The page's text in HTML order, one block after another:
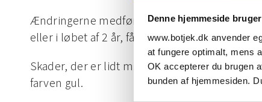
Denne hjemmeside
www.botjek.dk anvender
at fungere optimalt, mens
OK accepterer du brugen
bunden af hjemmesiden.
Ændringerne medfører, at de kritiske skader,
eller i løbet af 2 år, får farven rød i den nye
Skader, der er lidt mindre akutte og skal
farven gul.